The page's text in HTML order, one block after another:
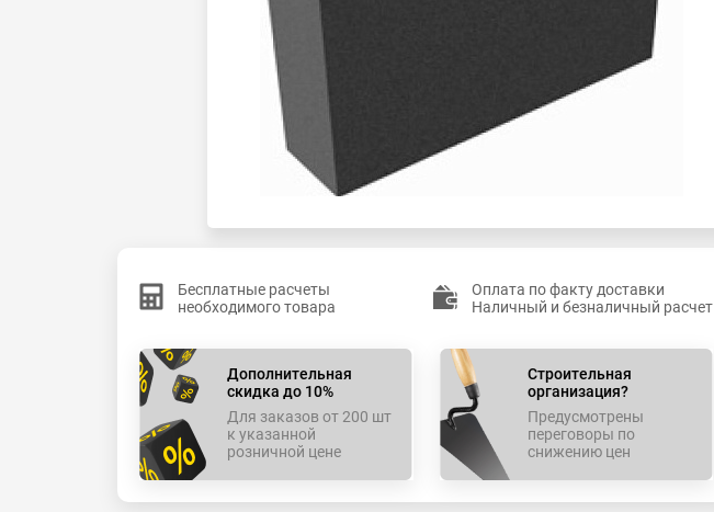
Бесплатные расчеты
необходимого товара
Оплата по факту доставки
Наличный и безналичный расчет
Дополнительная
скидка до 10%
Для заказов от 200 шт
к указанной
розничной цене
Строительная
организация?
Предусмотрены
переговоры по
снижению цен